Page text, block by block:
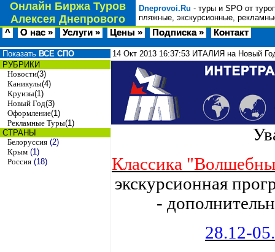
Онлайн Биржа Туров
Алексея Днепрового
Dneprovoi.Ru - туры и SPO от
пляжные, экскурсионные,
^ О нас » Услуги » Цены » Подписка » Контакт
Показать ВСЕ СПО
РУБРИКИ
Новости(3)
Каникулы(4)
Круизы(1)
Новый Год(3)
Оформление(1)
Рекламные Туры(1)
СТРАНЫ
Белоруссия (2)
Крым (1)
Россия (18)
14 Окт 2013 16:37:53 ИТАЛИЯ на Новый
Классика
экскурсионная
-
28.12-